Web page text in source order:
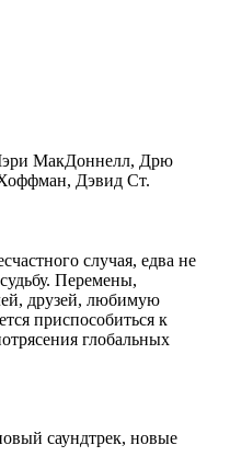
МакДоннелл, Дрю
Дэвид Ст.
случая, едва не
Перемены,
друзей, любимую
приспособиться к
глобальных
саундтрек, новые